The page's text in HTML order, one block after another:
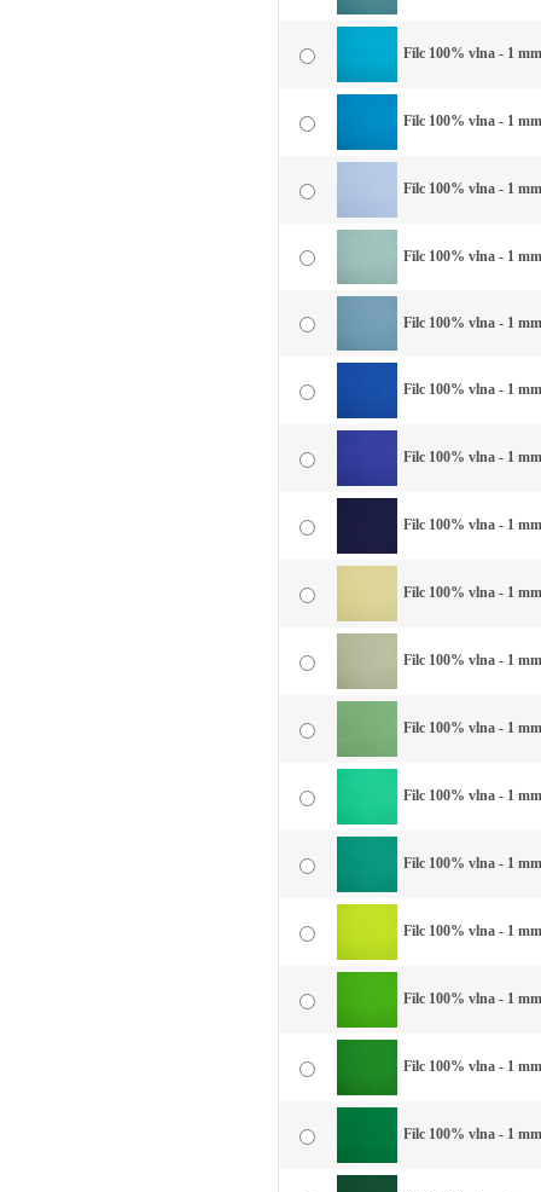
Filc 100% vlna - 1
Filc 100% vlna - 1
Filc 100% vlna - 1
Filc 100% vlna - 1
Filc 100% vlna - 1
Filc 100% vlna - 1
Filc 100% vlna - 1
Filc 100% vlna - 1
Filc 100% vlna - 1
Filc 100% vlna - 1
Filc 100% vlna - 1
Filc 100% vlna - 1
Filc 100% vlna - 1
Filc 100% vlna - 1
Filc 100% vlna - 1
Filc 100% vlna - 1
Filc 100% vlna - 1